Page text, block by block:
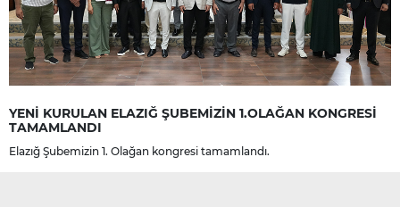
YENİ KURULAN ELAZIĞ ŞUBEMİZİN 1.OLAĞAN KONGRESİ
TAMAMLANDI
Elazığ Şubemizin 1. Olağan kongresi tamamlandı.